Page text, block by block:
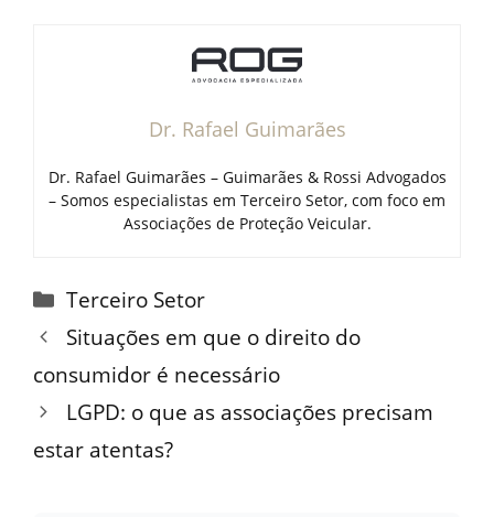
Dr. Rafael Guimarães
Dr. Rafael Guimarães – Guimarães & Rossi Advogados
– Somos especialistas em Terceiro Setor, com foco em
Associações de Proteção Veicular.
Categorias
Terceiro Setor
Situações em que o direito do
consumidor é necessário
LGPD: o que as associações precisam
estar atentas?